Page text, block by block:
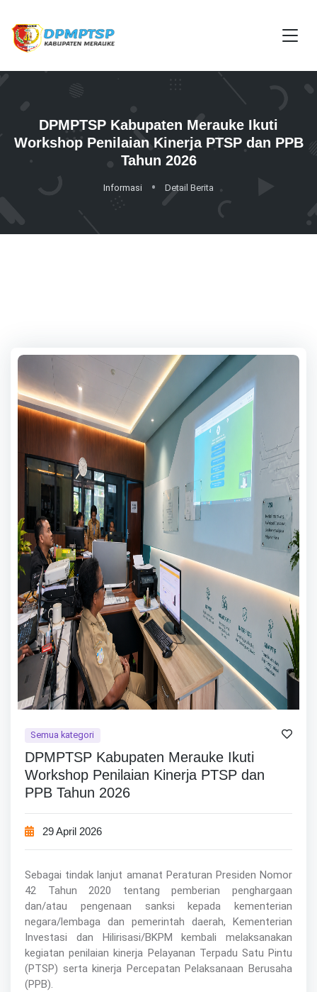
DPMPTSP Kabupaten Merauke Ikuti
Workshop Penilaian Kinerja PTSP dan PPB
Tahun 2026
Informasi Detail Berita
Semua kategori
DPMPTSP Kabupaten Merauke Ikuti
Workshop Penilaian Kinerja PTSP dan
PPB Tahun 2026
29 April 2026
Sebagai tindak lanjut amanat Peraturan Presiden Nomor
42 Tahun 2020 tentang pemberian penghargaan
dan/atau pengenaan sanksi kepada kementerian
negara/lembaga dan pemerintah daerah, Kementerian
Investasi dan Hilirisasi/BKPM kembali melaksanakan
kegiatan penilaian kinerja Pelayanan Terpadu Satu Pintu
(PTSP) serta kinerja Percepatan Pelaksanaan Berusaha
(PPB).